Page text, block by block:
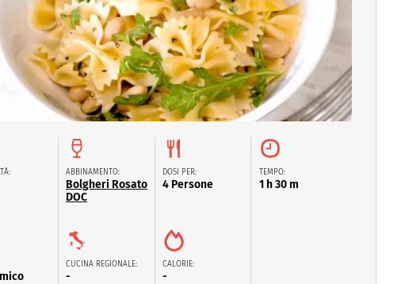
Pasqua
San Valentino
ABBINAMENTO:
Bolgheri Rosato
DOC
CUCINA REGIONALE:
-
DOSI PER:
4 Persone
CALORIE:
-
TEMPO:
1 h 30 m